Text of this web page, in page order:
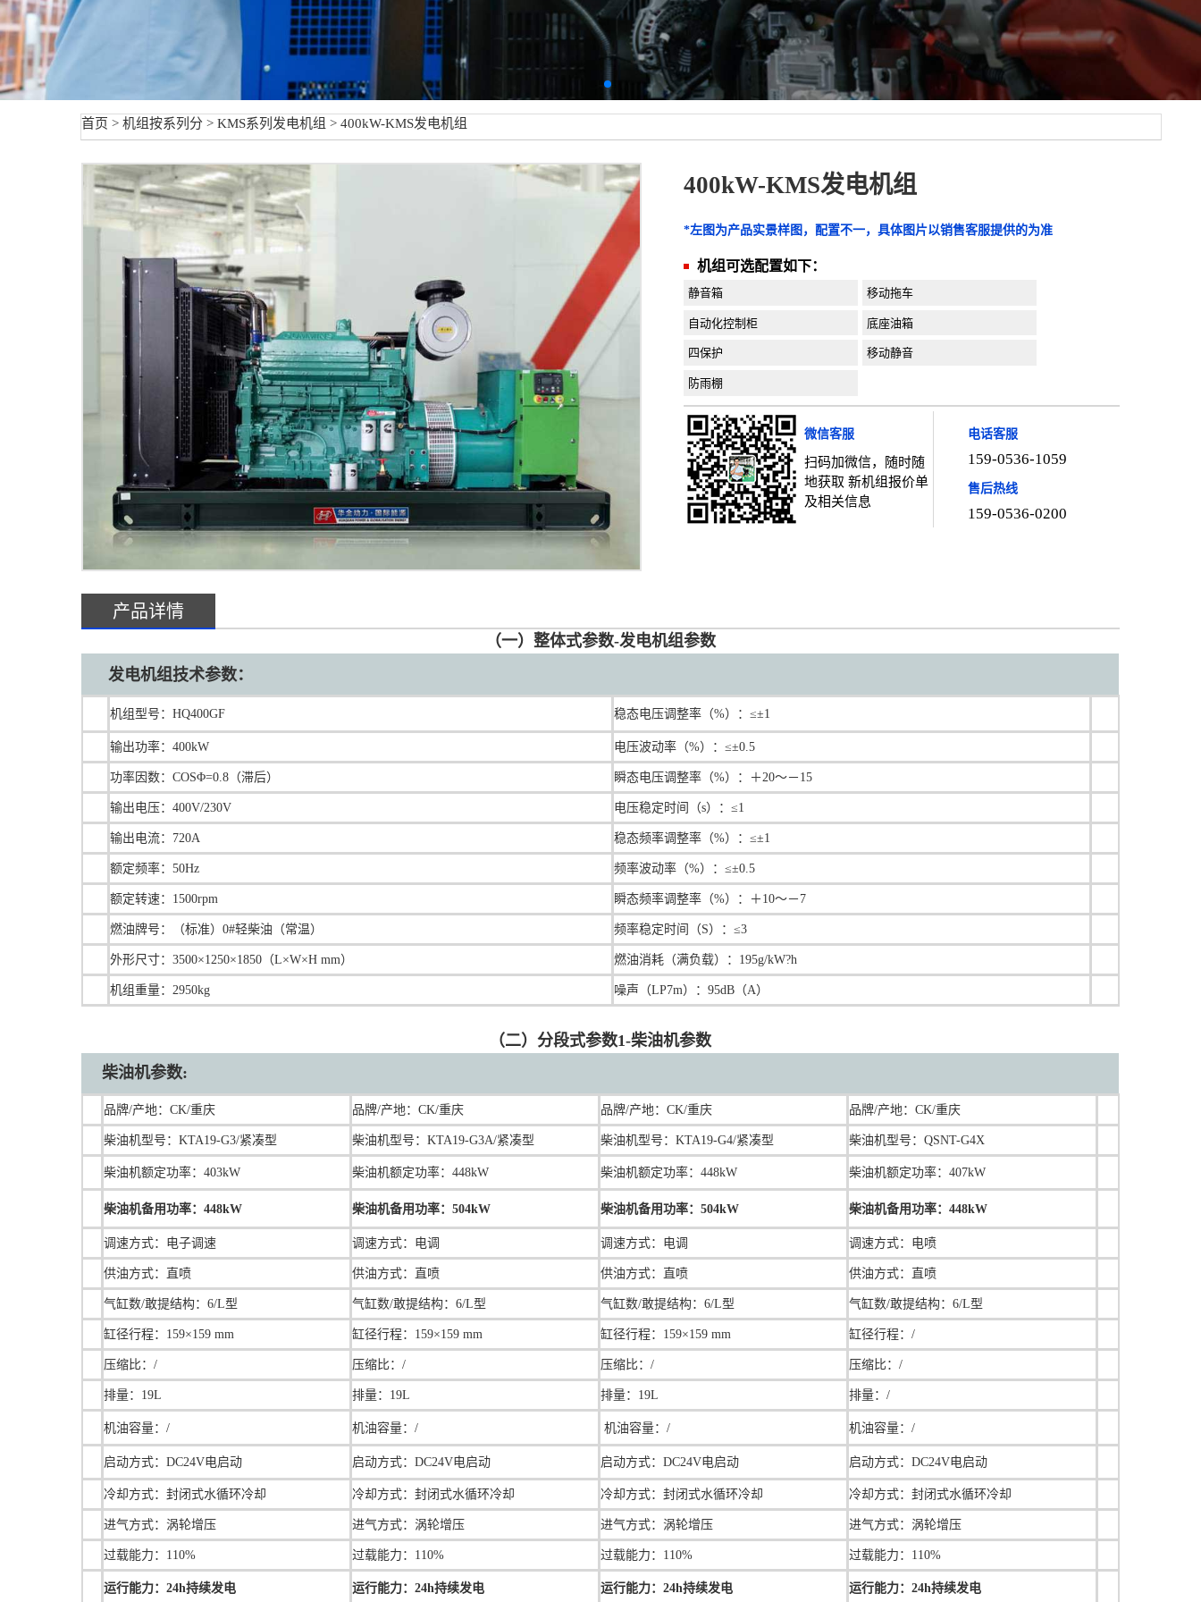
首页 > 机组按系列分 > KMS系列发电机组 > 400kW-KMS发电机组
400kW-KMS发电机组
*左图为产品实景样图，配置不一，具体图片以销售客服提供的为准
机组可选配置如下：
静音箱 移动拖车
自动化控制柜 底座油箱
四保护 移动静音
防雨棚
微信客服
扫码加微信，随时随
地获取 新机组报价单
及相关信息
电话客服
159-0536-1059
售后热线
159-0536-0200
产品详情
（一）整体式参数-发电机组参数
发电机组技术参数：
机组型号：HQ400GF 稳态电压调整率（%）：≤±1
输出功率：400kW 电压波动率（%）：≤±0.5
功率因数：COSΦ=0.8（滞后） 瞬态电压调整率（%）：＋20～－15
输出电压：400V/230V 电压稳定时间（s）：≤1
输出电流：720A 稳态频率调整率（%）：≤±1
额定频率：50Hz 频率波动率（%）：≤±0.5
额定转速：1500rpm 瞬态频率调整率（%）：＋10～－7
燃油牌号：（标准）0#轻柴油（常温） 频率稳定时间（S）：≤3
外形尺寸：3500×1250×1850（L×W×H mm） 燃油消耗（满负载）：195g/kW?h
机组重量：2950kg 噪声（LP7m）：95dB（A）
（二）分段式参数1-柴油机参数
柴油机参数:
品牌/产地：CK/重庆 品牌/产地：CK/重庆 品牌/产地：CK/重庆 品牌/产地：CK/重庆
柴油机型号：KTA19-G3/紧凑型 柴油机型号：KTA19-G3A/紧凑型 柴油机型号：KTA19-G4/紧凑型 柴油机型号：QSNT-G4X
柴油机额定功率：403kW 柴油机额定功率：448kW 柴油机额定功率：448kW 柴油机额定功率：407kW
柴油机备用功率：448kW 柴油机备用功率：504kW 柴油机备用功率：504kW 柴油机备用功率：448kW
调速方式：电子调速 调速方式： 电调 调速方式： 电调 调速方式： 电喷
供油方式：直喷 供油方式：直喷 供油方式：直喷 供油方式：直喷
气缸数/敢提结构：6/L型 气缸数/敢提结构：6/L型 气缸数/敢提结构：6/L型 气缸数/敢提结构：6/L型
缸径行程： 159×159 mm 缸径行程： 159×159 mm 缸径行程： 159×159 mm 缸径行程：/
压缩比：/ 压缩比：/ 压缩比：/ 压缩比：/
排量： 19L 排量：19L 排量： 19L 排量：/
机油容量：/ 机油容量：/ 机油容量：/ 机油容量：/
启动方式：DC24V电启动 启动方式：DC24V电启动 启动方式：DC24V电启动 启动方式：DC24V电启动
冷却方式：封闭式水循环冷却 冷却方式：封闭式水循环冷却 冷却方式：封闭式水循环冷却 冷却方式：封闭式水循环冷却
进气方式：涡轮增压 进气方式：涡轮增压 进气方式：涡轮增压 进气方式：涡轮增压
过载能力：110% 过载能力：110% 过载能力：110% 过载能力：110%
运行能力：24h持续发电 运行能力：24h持续发电 运行能力：24h持续发电 运行能力：24h持续发电